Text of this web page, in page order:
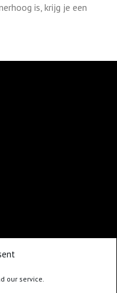
our service.
is, krijg je een